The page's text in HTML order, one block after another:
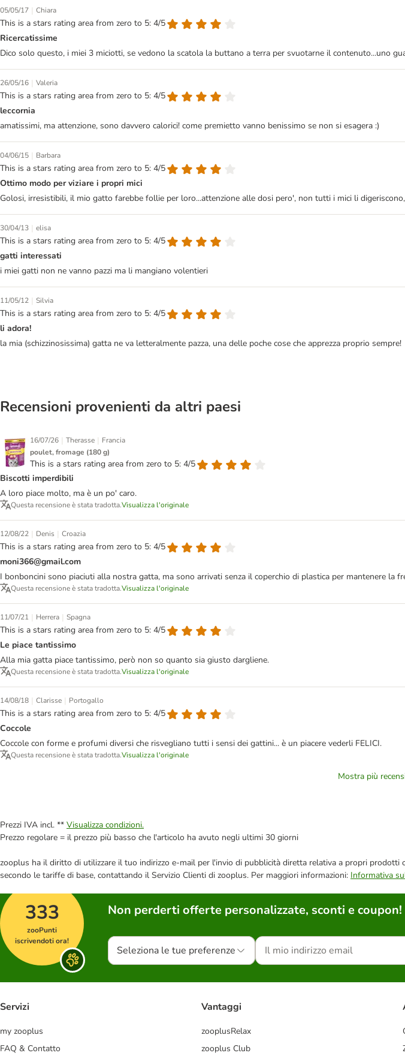
05/05/17 | Chiara
This is a stars rating area from zero to 5: 4/5
Ricercatissime
Dico solo questo, i miei 3 miciotti, se vedono la scatola la buttano a terra per svuotarne il contenuto...uno
26/05/16 | Valeria
This is a stars rating area from zero to 5: 4/5
leccornia
amatissimi, ma attenzione, sono davvero calorici! come premietto vanno benissimo se non si esagera :)
04/06/15 | Barbara
This is a stars rating area from zero to 5: 4/5
Ottimo modo per viziare i propri mici
Golosi, irresistibili, il mio gatto farebbe follie per loro...attenzione alle dosi pero', non tutti i mici li
30/04/13 | elisa
This is a stars rating area from zero to 5: 4/5
gatti interessati
i miei gatti non ne vanno pazzi ma li mangiano volentieri
11/05/12 | Silvia
This is a stars rating area from zero to 5: 4/5
li adora!
la mia (schizzinosissima) gatta ne va letteralmente pazza, una delle poche cose che apprezza proprio sempre!
Recensioni provenienti da altri paesi
16/07/26 | Therasse | Francia
poulet, fromage (180 g)
This is a stars rating area from zero to 5: 4/5
Biscotti imperdibili
A loro piace molto, ma è un po' caro.
Questa recensione è stata tradotta.Visualizza l'originale
12/08/22 | Denis | Croazia
This is a stars rating area from zero to 5: 4/5
moni366@gmail.com
I bonboncini sono piaciuti alla nostra gatta, ma sono arrivati senza il coperchio di plastica per mantenere la
Questa recensione è stata tradotta.Visualizza l'originale
11/07/21 | Herrera | Spagna
This is a stars rating area from zero to 5: 4/5
Le piace tantissimo
Alla mia gatta piace tantissimo, però non so quanto sia giusto dargliene.
Questa recensione è stata tradotta.Visualizza l'originale
14/08/18 | Clarisse | Portogallo
This is a stars rating area from zero to 5: 4/5
Coccole
Coccole con forme e profumi diversi che risvegliano tutti i sensi dei gattini... è un piacere vederli FELICI.
Questa recensione è stata tradotta.Visualizza l'originale
Mostra più
Prezzi IVA incl. ** Visualizza condizioni.
Prezzo regolare = il prezzo più basso che l'articolo ha avuto negli ultimi 30 giorni
zooplus ha il diritto di utilizzare il tuo indirizzo e-mail per l'invio di pubblicità diretta relativa a propri
secondo le tariffe di base, contattando il Servizio Clienti di zooplus. Per maggiori informazioni: Informativa
333
zooPunti
iscrivendoti ora!
Non perderti offerte personalizzate, sconti e coupon!
Seleziona le tue preferenze
Servizi
my zooplus
FAQ & Contatto
Vantaggi
zooplusRelax
zooplus Club